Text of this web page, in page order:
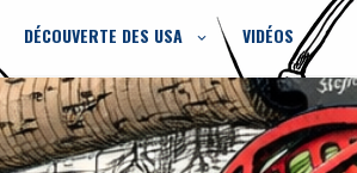
DÉCOUVERTE DES USA VIDÉOS